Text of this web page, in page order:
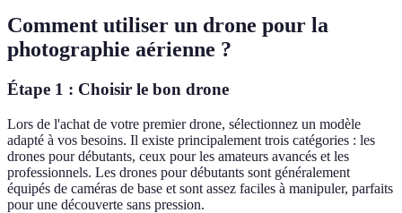
Comment utiliser un drone pour la
photographie aérienne ?
Étape 1 : Choisir le bon drone
Lors de l'achat de votre premier drone, sélectionnez un modèle
adapté à vos besoins. Il existe principalement trois catégories : les
drones pour débutants, ceux pour les amateurs avancés et les
professionnels. Les drones pour débutants sont généralement
équipés de caméras de base et sont assez faciles à manipuler, parfaits
pour une découverte sans pression.